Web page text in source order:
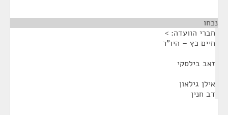
נכחו
חברי הוועדה: >
חיים כץ – היו"ר
זאב בילסקי
אילן גילאון
דב חנין